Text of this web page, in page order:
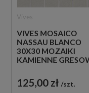
VIVES MOSAICO
NASSAU BLANCO
30X30 MOZAIKI
KAMIENNE
125,00 zł szt.